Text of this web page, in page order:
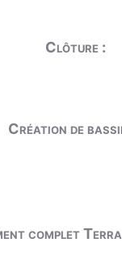
Clôture :
Création de
complet